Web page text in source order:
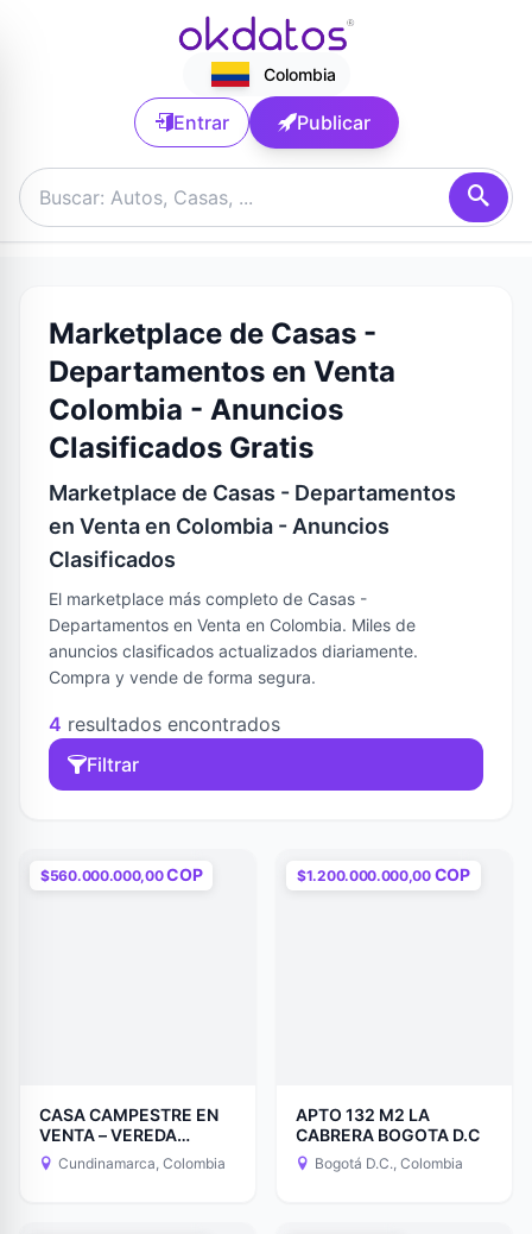
Colombia
Entrar Publicar
Marketplace de Casas -
Departamentos en Venta
Colombia - Anuncios
Clasificados Gratis
Marketplace de Casas - Departamentos
en Venta en Colombia - Anuncios
Clasificados
El marketplace más completo de Casas -
Departamentos en Venta en Colombia. Miles de
anuncios clasificados actualizados diariamente.
Compra y vende de forma segura.
4 resultados encontrados
Filtrar
$560.000.000,00COP
CASA CAMPESTRE EN
VENTA – VEREDA
DOIMA, LA MESA
(CUNDINAMARCA)
Cundinamarca, Colombia
$1.200.000.000,00 COP
APTO 132 M2 LA
CABRERA BOGOTA D.C
Bogotá D.C., Colombia